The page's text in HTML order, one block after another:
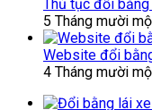
Thủ tục đổi
5 Tháng mười
Website đổi
4 Tháng mười